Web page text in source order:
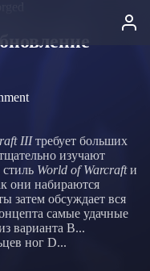
IIIтребует больших
изучают
World of Warcraftи
они набираются
затем обсуждает вся
самые удачные
варианта B...
ног D...